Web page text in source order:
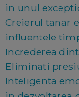
in unul
Creierul tanar
influentele
Increderea
Eliminati
Inteligenta